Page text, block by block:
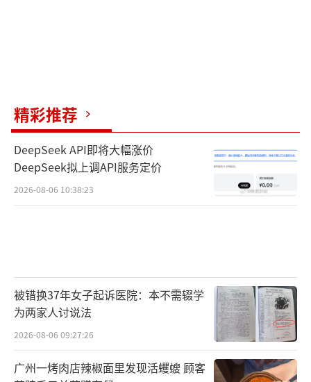
精彩推荐
DeepSeek API即将大幅涨价
DeepSeek拟上调API服务定价
2026-08-06 10:38:23
被错换37年女子起诉医院：本不需辍学
为两家人讨说法
2026-08-06 09:27:26
广州一烤肉店辣椒面里发现活蠼螋 顾客